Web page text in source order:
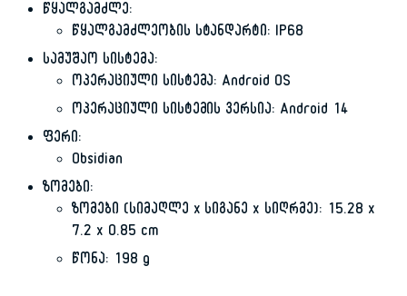
წყალგამძლე:
წყალგამძლეობის სტანდარტი: IP68
სამუშაო სისტემა:
ოპერაციული სისტემა: Android OS
ოპერაციული სისტემის ვერსია: Android 14
ფერი:
Obsidian
ზომები:
ზომები (სიმაღლე x სიგანე x სიღრმე): 15.28 x
7.2 x 0.85 cm
წონა: 198 g